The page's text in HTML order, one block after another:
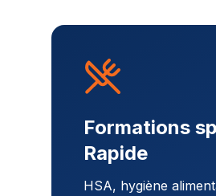
Formations
Rapide
HSA, hygiène